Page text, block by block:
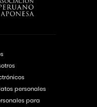
personales
para